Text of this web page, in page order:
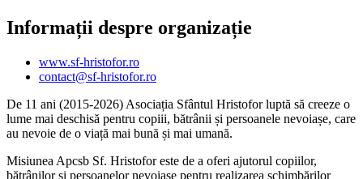
Informații despre organizație
www.sf-hristofor.ro
contact@sf-hristofor.ro
De 11 ani (2015-2026) Asociația Sfântul Hristofor luptă să creeze o
lume mai deschisă pentru copiii, bătrânii și persoanele nevoiașe, care
au nevoie de o viață mai bună și mai umană.
Misiunea Apcsb Sf. Hristofor este de a oferi ajutorul copiilor,
bătrânilor și persoanelor nevoiașe pentru realizarea schimbărilor